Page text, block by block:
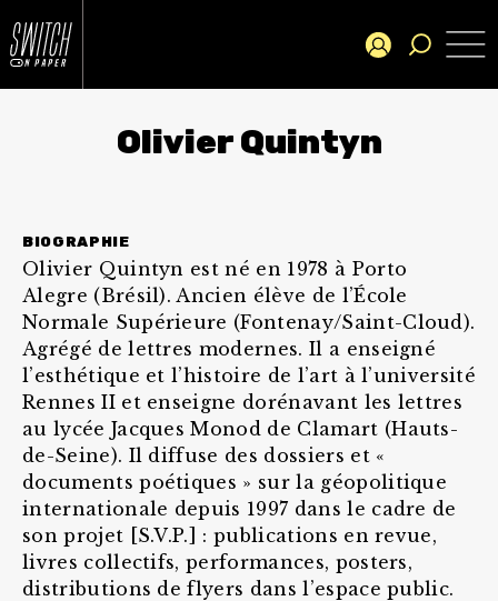
Olivier Quintyn
BIOGRAPHIE
Olivier Quintyn est né en 1978 à Porto
Alegre (Brésil). Ancien élève de l’École
Normale Supérieure (Fontenay/Saint-Cloud).
Agrégé de lettres modernes. Il a enseigné
l’esthétique et l’histoire de l’art à l’université
Rennes II et enseigne dorénavant les lettres
au lycée Jacques Monod de Clamart (Hauts-
de-Seine). Il diffuse des dossiers et «
documents poétiques » sur la géopolitique
internationale depuis 1997 dans le cadre de
son projet [S.V.P.] : publications en revue,
livres collectifs, performances, posters,
distributions de flyers dans l’espace public.